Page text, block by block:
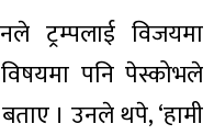
ट्रम्पलाई विजयमा
पनि पेस्कोभले
। उनले थपे, ‘हामी